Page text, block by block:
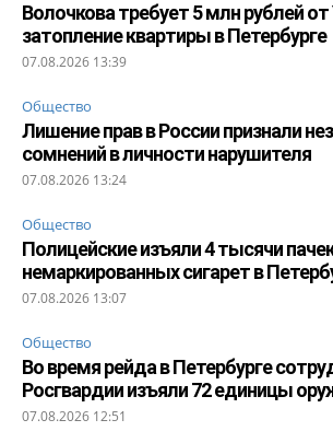
Волочкова требует 5 млн рублей от
затопление квартиры в Петербурге
07.08.2026 13:39
Общество
Лишение прав в России признали
сомнений в личности нарушителя
07.08.2026 13:24
Общество
Полицейские изъяли 4 тысячи
немаркированных сигарет в
07.08.2026 13:07
Общество
Во время рейда в Петербурге
Росгвардии изъяли 72 единицы
07.08.2026 12:51